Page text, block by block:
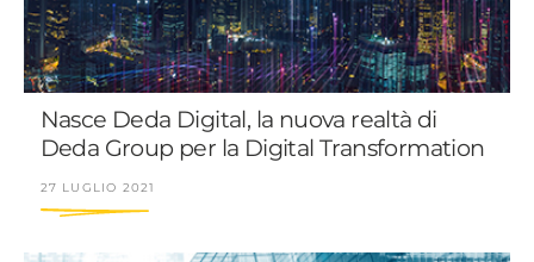
Nasce Deda Digital, la nuova realtà di
Deda Group per la Digital Transformation
27 LUGLIO 2021